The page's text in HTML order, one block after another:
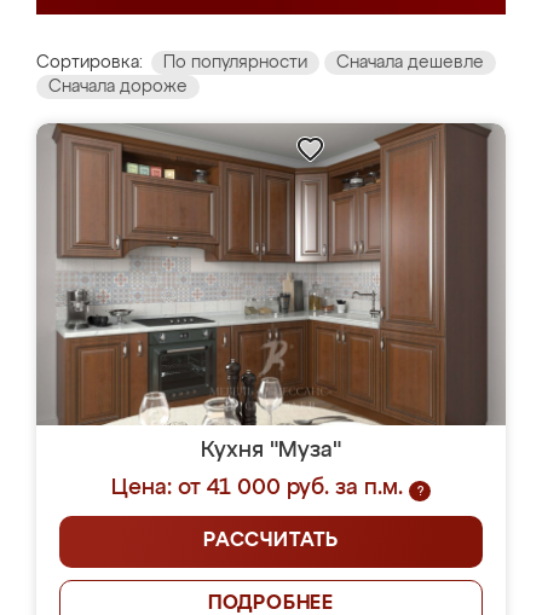
Сортировка: По популярности
Сначала дешевле
Сначала дороже
Кухня "Муза"
Цена: от 41 000 руб. за п.м.
?
РАССЧИТАТЬ
ПОДРОБНЕЕ